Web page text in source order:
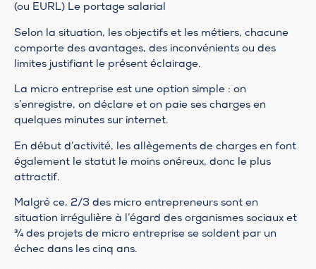
(ou EURL) Le portage salarial
Selon la situation, les objectifs et les métiers, chacune
comporte des avantages, des inconvénients ou des
limites justifiant le présent éclairage.
La micro entreprise est une option simple : on
s’enregistre, on déclare et on paie ses charges en
quelques minutes sur internet.
En début d’activité, les allègements de charges en font
également le statut le moins onéreux, donc le plus
attractif.
Malgré ce, 2/3 des micro entrepreneurs sont en
situation irrégulière à l’égard des organismes sociaux et
3⁄4 des projets de micro entreprise se soldent par un
échec dans les cinq ans.